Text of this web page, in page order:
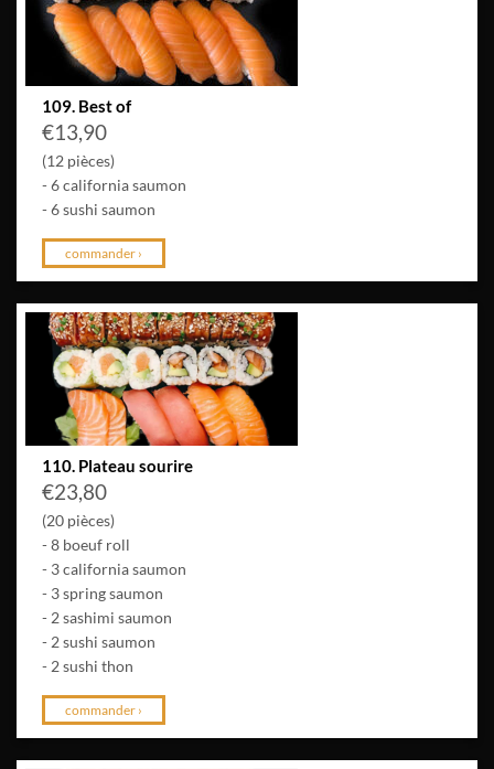
109. Best of
€13,90
(12 pièces)
- 6 california saumon
- 6 sushi saumon
commander ›
110. Plateau sourire
€23,80
(20 pièces)
- 8 boeuf roll
- 3 california saumon
- 3 spring saumon
- 2 sashimi saumon
- 2 sushi saumon
- 2 sushi thon
commander ›